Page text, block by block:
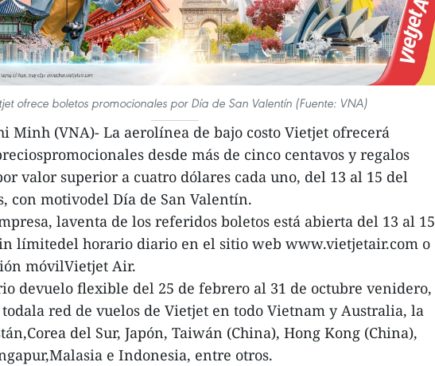
ofrece boletos promocionales por Día de San Valentín (Fuente: VNA)
Minh (VNA)- La aerolínea de bajo costo Vietjet ofrecerá
desde más de cinco centavos y regalos
valor superior a cuatro dólares cada uno, del 13 al 15 del
con motivodel Día de San Valentín.
laventa de los referidos boletos está abierta del 13 al 15
límitedel horario diario en el sitio web www.vietjetair.com o
móvilVietjet Air.
devuelo flexible del 25 de febrero al 31 de octubre venidero,
red de vuelos de Vietjet en todo Vietnam y Australia, la
del Sur, Japón, Taiwán (China), Hong Kong (China),
e Indonesia, entre otros.